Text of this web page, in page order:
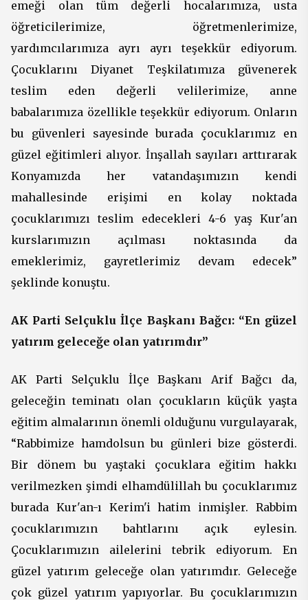
emeği olan tüm değerli hocalarımıza, usta
öğreticilerimize, öğretmenlerimize,
yardımcılarımıza ayrı ayrı teşekkür ediyorum.
Çocuklarını Diyanet Teşkilatımıza güvenerek
teslim eden değerli velilerimize, anne
babalarımıza özellikle teşekkür ediyorum. Onların
bu güvenleri sayesinde burada çocuklarımız en
güzel eğitimleri alıyor. İnşallah sayıları arttırarak
Konyamızda her vatandaşımızın kendi
mahallesinde erişimi en kolay noktada
çocuklarımızı teslim edecekleri 4-6 yaş Kur'an
kurslarımızın açılması noktasında da
emeklerimiz, gayretlerimiz devam edecek”
şeklinde konuştu.
AK Parti Selçuklu İlçe Başkanı Bağcı: “En güzel
yatırım geleceğe olan yatırımdır”
AK Parti Selçuklu İlçe Başkanı Arif Bağcı da,
geleceğin teminatı olan çocukların küçük yaşta
eğitim almalarının önemli olduğunu vurgulayarak,
“Rabbimize hamdolsun bu günleri bize gösterdi.
Bir dönem bu yaştaki çocuklara eğitim hakkı
verilmezken şimdi elhamdülillah bu çocuklarımız
burada Kur'an-ı Kerim'i hatim inmişler. Rabbim
çocuklarımızın bahtlarını açık eylesin.
Çocuklarımızın ailelerini tebrik ediyorum. En
güzel yatırım geleceğe olan yatırımdır. Geleceğe
çok güzel yatırım yapıyorlar. Bu çocuklarımızın